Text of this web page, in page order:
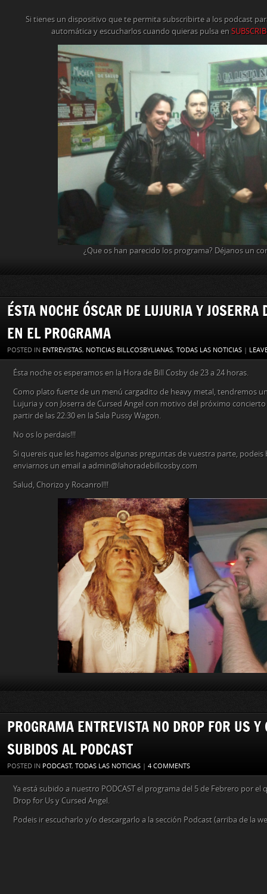
Si tienes un dispositivo que te permita subscribirte a los podcast
automática y escucharlos cuando quieras pulsa en
¿Que os han parecido los programa? Déjanos un
ÉSTA NOCHE ÓSCAR DE LUJURIA Y JOSERRA
EN EL PROGRAMA
POSTED IN ENTREVISTAS, NOTICIAS BILLCOSBYLIANAS, TODAS LAS NOTICIAS |
Ésta noche os esperamos en la Hora de Bill Cosby de 23 a 24 horas.
Como plato fuerte de un menú cargadito de heavy metal, tendremos
Lujuria y con Joserra de Cursed Angel con motivo del próximo
partir de las 22:30 en la Sala Pussy Wagon.
No os lo perdais!!!
Si quereis que les hagamos algunas preguntas de vuestra parte, podeis
enviarnos un email a admin@lahoradebillcosby.com
Salud, Chorizo y Rocanrol!!!
PROGRAMA ENTREVISTA NO DROP FOR US Y
SUBIDOS AL PODCAST
POSTED IN PODCAST, TODAS LAS NOTICIAS | 4 COMMENTS
Ya está subido a nuestro PODCAST el programa del 5 de Febrero por el
Drop for Us y Cursed Angel.
Podeis ir escucharlo y/o descargarlo a la sección Podcast (arriba de la